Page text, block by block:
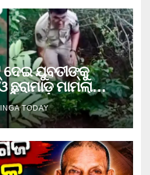
ଯୁବତୀଙ୍କୁ
ମାମଲାରେ
TODAY